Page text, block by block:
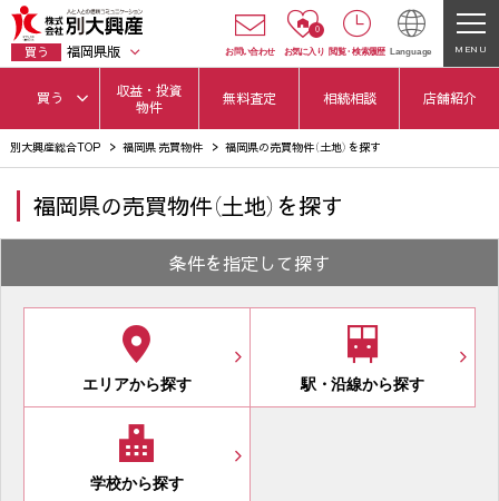
買う 福岡県版 お問い合わせ
0
お気に入り 閲覧・ 検索履歴 Language MENU
買う
収益・投資
物件
無料査定 相続相談 店舗紹介
別大興産総合TOP 福岡県 売買物件 福岡県の売買物件（土地）を探す
福岡県の売買物件（土地）を探す
条件を指定して探す
エリアから探す 駅 ・ 沿線から探す
学校から探す